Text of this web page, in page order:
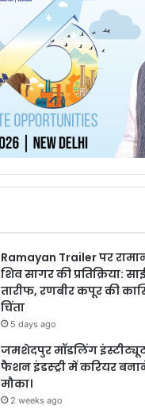
Ramayan Trailer पर
शिव सागर की प्रतिक्रिया:
तारीफ, रणबीर कपूर की
चिंता
5 days ago
जमशेदपुर मॉडलिंग
फैशन इंडस्ट्री में करियर
मौका।
2 weeks ago